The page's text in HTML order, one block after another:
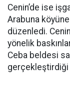
Cenin’de ise
Arabuna
düzenledi.
yönelik
Ceba beldesi
gerçekleştirdiği